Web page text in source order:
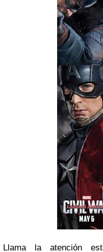
Llama la atención